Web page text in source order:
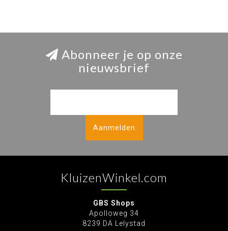
Abonneer je op onze
nieuwsbrief
Aanmelden
KluizenWinkel.com
GBS Shops
Apolloweg 34
8239 DA Lelystad